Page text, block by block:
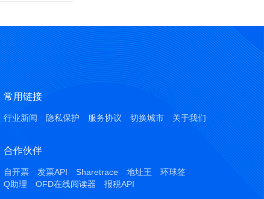
常用链接
行业新闻 隐私保护 服务协议 切换城市 关于我们
合作伙伴
自开票 发票API Sharetrace 地址王
环球签
Q助理
OFD在线阅读器 报税API